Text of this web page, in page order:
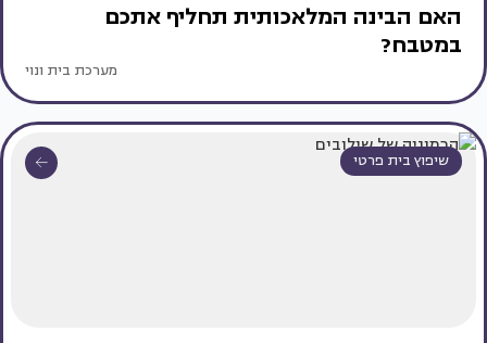
האם הבינה המלאכותית תחליף אתכם
במטבח?
מערכת בית ונוי
שיפוץ בית פרטי